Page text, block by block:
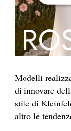
Modelli
di innovare
stile di
altro le